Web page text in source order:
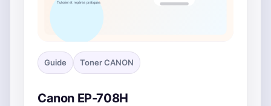
Guide Toner CANON
Canon EP-708H